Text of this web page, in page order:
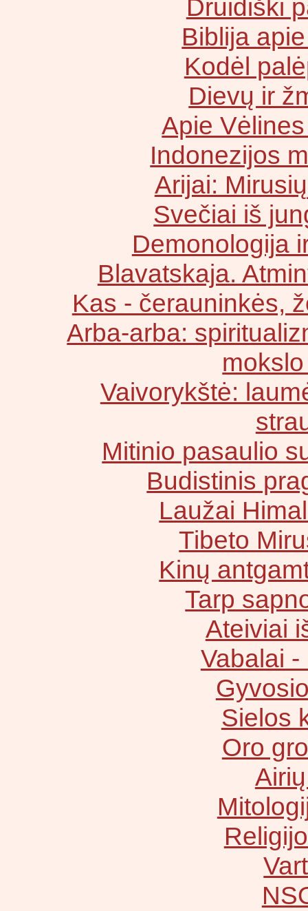
Druidiški
Biblija
Kodėl
Dievų ir
Apie
Indonezijos
Arijai:
Svečiai iš
Demonologija
Blavatskaja.
Kas - čerauninkės,
Arba-arba:
Vaivorykštė:
Mitinio pasaulio
Budistinis
Laužai
Tibeto
Kinų
Tarp
Ateiviai
Vabalai
Sielos
Oro